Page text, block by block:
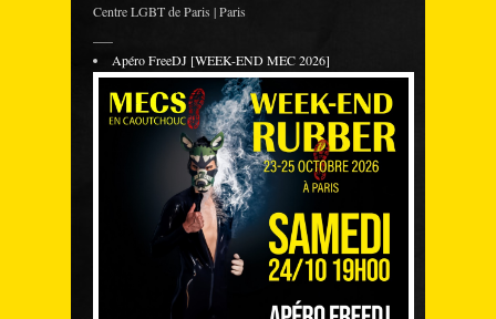
Centre LGBT de Paris | Paris
Apéro FreeDJ [WEEK-END MEC 2026]